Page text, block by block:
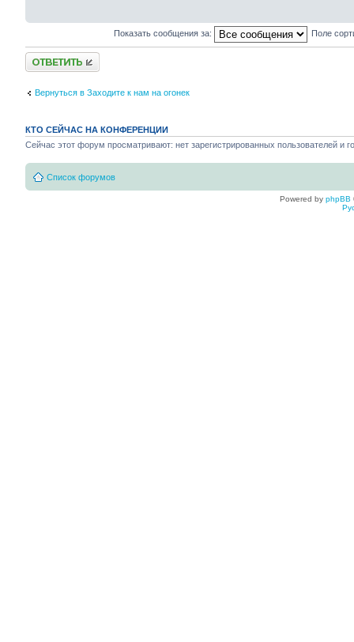
Показать сообщения за: Поле
Ответить
Вернуться в Заходите к нам на огонек
КТО СЕЙЧАС НА КОНФЕРЕНЦИИ
Сейчас этот форум просматривают: нет зарегистрированных пользователей и
Список форумов
Powered by phpBB